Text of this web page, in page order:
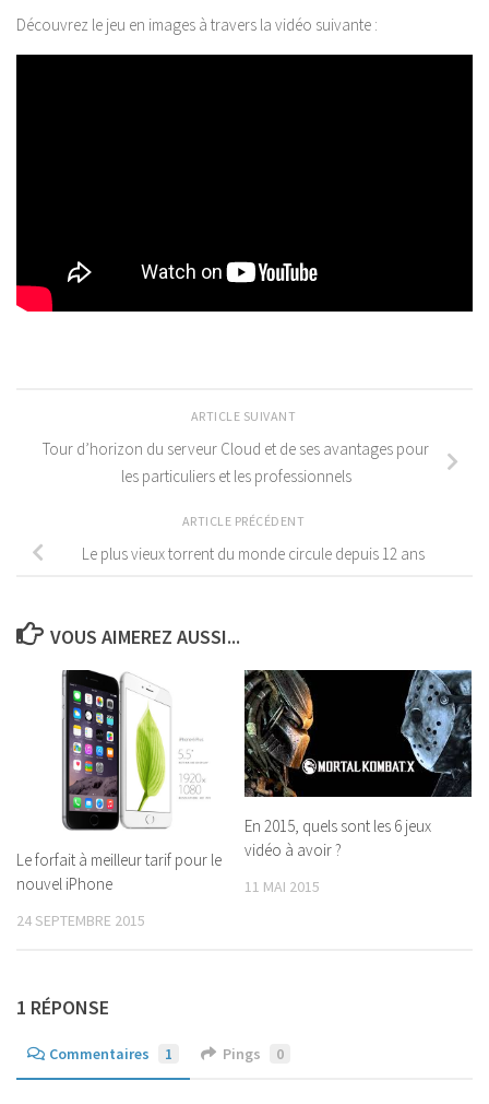
Découvrez le jeu en images à travers la vidéo suivante :
ARTICLE SUIVANT
Tour d’horizon du serveur Cloud et de ses avantages pour
les particuliers et les professionnels
ARTICLE PRÉCÉDENT
Le plus vieux torrent du monde circule depuis 12 ans
VOUS AIMEREZ AUSSI...
Le forfait à meilleur tarif pour le
nouvel iPhone
24 SEPTEMBRE 2015
En 2015, quels sont les 6 jeux
vidéo à avoir ?
11 MAI 2015
1 RÉPONSE
Commentaires 1 Pings 0